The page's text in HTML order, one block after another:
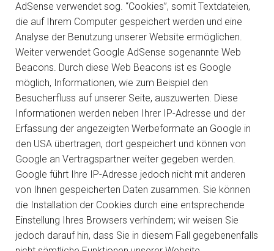
AdSense verwendet sog. “Cookies”, somit Textdateien,
die auf Ihrem Computer gespeichert werden und eine
Analyse der Benutzung unserer Website ermöglichen.
Weiter verwendet Google AdSense sogenannte Web
Beacons. Durch diese Web Beacons ist es Google
möglich, Informationen, wie zum Beispiel den
Besucherfluss auf unserer Seite, auszuwerten. Diese
Informationen werden neben Ihrer IP-Adresse und der
Erfassung der angezeigten Werbeformate an Google in
den USA übertragen, dort gespeichert und können von
Google an Vertragspartner weiter gegeben werden.
Google führt Ihre IP-Adresse jedoch nicht mit anderen
von Ihnen gespeicherten Daten zusammen. Sie können
die Installation der Cookies durch eine entsprechende
Einstellung Ihres Browsers verhindern; wir weisen Sie
jedoch darauf hin, dass Sie in diesem Fall gegebenenfalls